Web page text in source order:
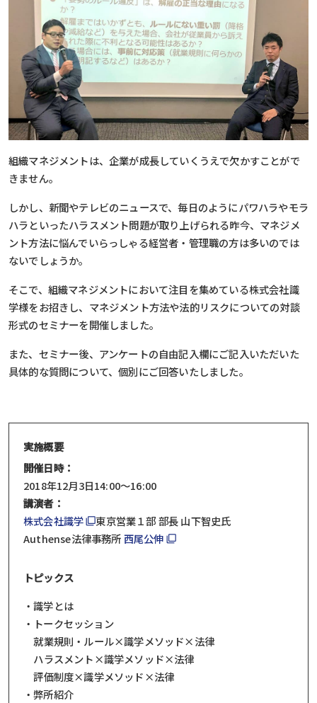
組織マネジメントは、企業が成長していくうえで欠かすことがで
きません。
しかし、新聞やテレビのニュースで、毎日のようにパワハラやモラ
ハラといったハラスメント問題が取り上げられる昨今、マネジメ
ント方法に悩んでいらっしゃる経営者・管理職の方は多いのでは
ないでしょうか。
そこで、組織マネジメントにおいて注目を集めている株式会社識
学様をお招きし、マネジメント方法や法的リスクについての対談
形式のセミナーを開催しました。
また、セミナー後、アンケートの自由記入欄にご記入いただいた
具体的な質問について、個別にご回答いたしました。
実施概要
開催日時：
2018年12月3日14:00～16:00
講演者：
株式会社識学
東京営業１部 部長 山下智史氏
Authense法律事務所西尾公伸
トピックス
・識学とは
・トークセッション
就業規則・ルール×識学メソッド×法律
ハラスメント×識学メソッド×法律
評価制度×識学メソッド×法律
・弊所紹介